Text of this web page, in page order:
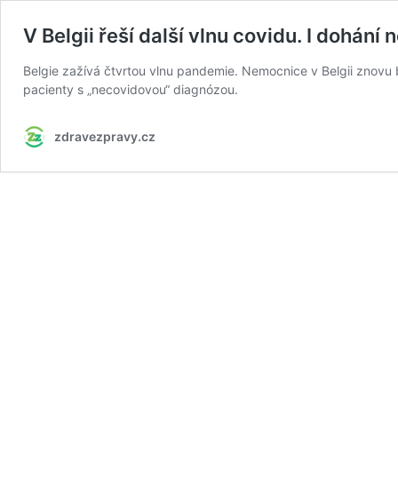
V Belgii řeší další vlnu covidu. I dohání
Belgie zažívá čtvrtou vlnu pandemie. Nemocnice v Belgii
pacienty s „necovidovou“ diagnózou.
zdravezpravy.cz